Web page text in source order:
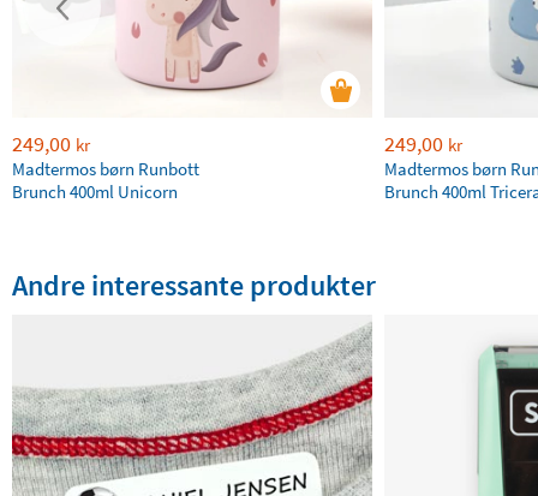
249,00 kr
Madtermos børn Runbott
Brunch 400ml Unicorn
249,00 kr
Madtermos børn
Brunch 400ml
Andre interessante produkter